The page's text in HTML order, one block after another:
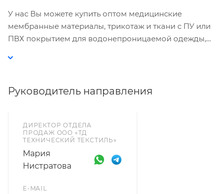
У нас Вы можете купить оптом медицинские
мембранные материалы, трикотаж и ткани с ПУ или
ПВХ покрытием для водонепроницаемой одежды,
Руководитель направления
ДИРЕКТОР ОТДЕЛА
ПРОДАЖ ООО «ТД
ТЕХНИЧЕСКИЙ ТЕКСТИЛЬ»
Мария
Нистратова
E-MAIL
нажав кнопку "Принять".
Принять